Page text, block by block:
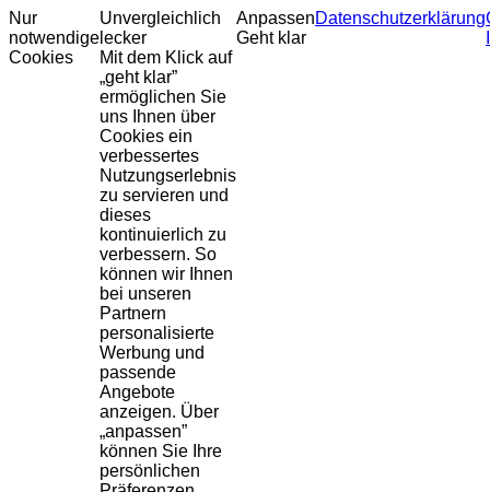
Nur
notwendige
Cookies
Unvergleichlich
lecker
Mit dem Klick auf
„geht klar”
ermöglichen Sie
uns Ihnen über
Cookies ein
verbessertes
Nutzungserlebnis
zu servieren und
dieses
kontinuierlich zu
verbessern. So
können wir Ihnen
bei unseren
Partnern
personalisierte
Werbung und
passende
Angebote
anzeigen. Über
„anpassen”
können Sie Ihre
persönlichen
Anpassen
Geht klar
Datenschutzerklärung